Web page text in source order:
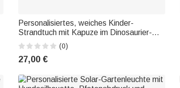
Personalisiertes, weiches Kinder-
Strandtuch mit Kapuze im Dinosaurier-
und Meerjungfrauen-Design, mit Namen
und Initialen – Strandparty,
Sommerurlaub, Geburtstagsgeschenk für
(0)
27,00 €